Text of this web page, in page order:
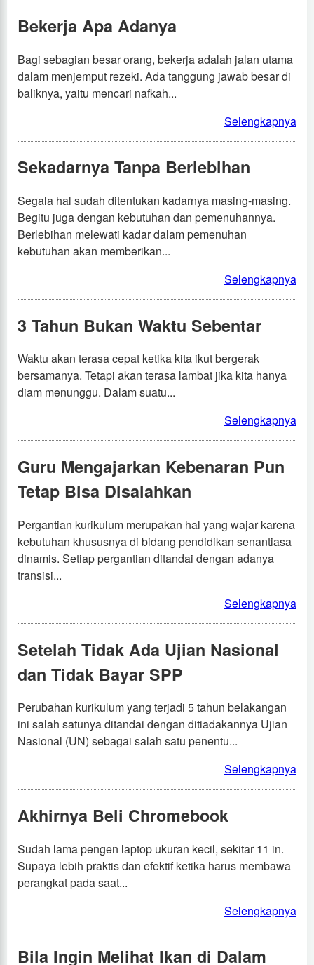
Bekerja Apa Adanya
Bagi sebagian besar orang, bekerja adalah jalan utama
dalam menjemput rezeki. Ada tanggung jawab besar di
baliknya, yaitu mencari nafkah...
Selengkapnya
Sekadarnya Tanpa Berlebihan
Segala hal sudah ditentukan kadarnya masing-masing.
Begitu juga dengan kebutuhan dan pemenuhannya.
Berlebihan melewati kadar dalam pemenuhan
kebutuhan akan memberikan...
Selengkapnya
3 Tahun Bukan Waktu Sebentar
Waktu akan terasa cepat ketika kita ikut bergerak
bersamanya. Tetapi akan terasa lambat jika kita hanya
diam menunggu. Dalam suatu...
Selengkapnya
Guru Mengajarkan Kebenaran Pun
Tetap Bisa Disalahkan
Pergantian kurikulum merupakan hal yang wajar karena
kebutuhan khususnya di bidang pendidikan senantiasa
dinamis. Setiap pergantian ditandai dengan adanya
transisi...
Selengkapnya
Setelah Tidak Ada Ujian Nasional
dan Tidak Bayar SPP
Perubahan kurikulum yang terjadi 5 tahun belakangan
ini salah satunya ditandai dengan ditiadakannya Ujian
Nasional (UN) sebagai salah satu penentu...
Selengkapnya
Akhirnya Beli Chromebook
Sudah lama pengen laptop ukuran kecil, sekitar 11 in.
Supaya lebih praktis dan efektif ketika harus membawa
perangkat pada saat...
Selengkapnya
Bila Ingin Melihat Ikan di Dalam